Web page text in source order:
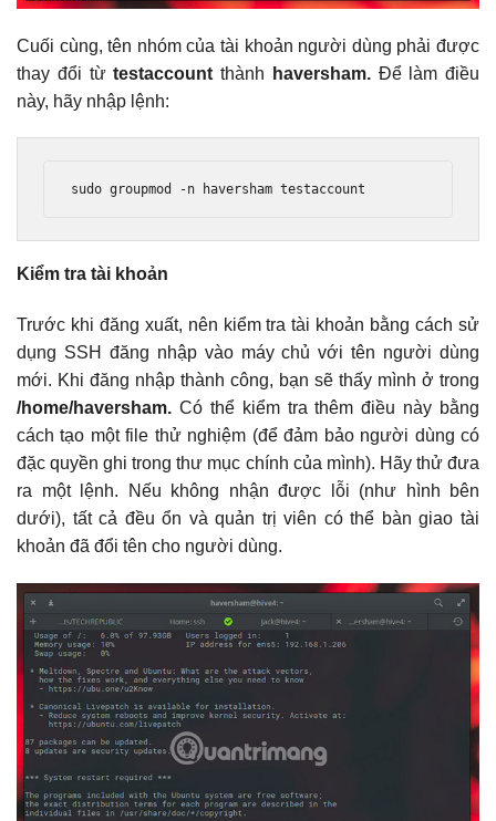
Cuối cùng, tên nhóm của tài khoản người dùng phải được
thay đổi từtestaccount thành haversham.Để làm điều
này, hãy nhập lệnh:
sudo groupmod -n haversham testaccount
Kiểm tra tài khoản
Trước khi đăng xuất, nên kiểm tra tài khoản bằng cách sử
dụng SSH đăng nhập vào máy chủ với tên người dùng
mới. Khi đăng nhập thành công, bạn sẽ thấy mình ở trong
/home/haversham. Có thể kiểm tra thêm điều này bằng
cách tạo một file thử nghiệm (để đảm bảo người dùng có
đặc quyền ghi trong thư mục chính của mình). Hãy thử đưa
ra một lệnh. Nếu không nhận được lỗi (như hình bên
dưới), tất cả đều ổn và quản trị viên có thể bàn giao tài
khoản đã đổi tên cho người dùng.